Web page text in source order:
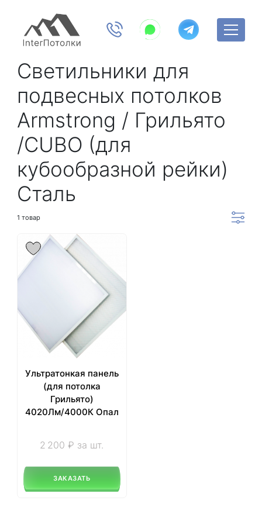
Светильники для
подвесных потолков
Armstrong / Грильято
/CUBO (для
кубообразной рейки)
Сталь
1 товар
Ультратонкая панель
(для потолка
Грильято)
4020Лм/4000К Опал
2 200 ₽ за шт.
ЗАКАЗАТЬ